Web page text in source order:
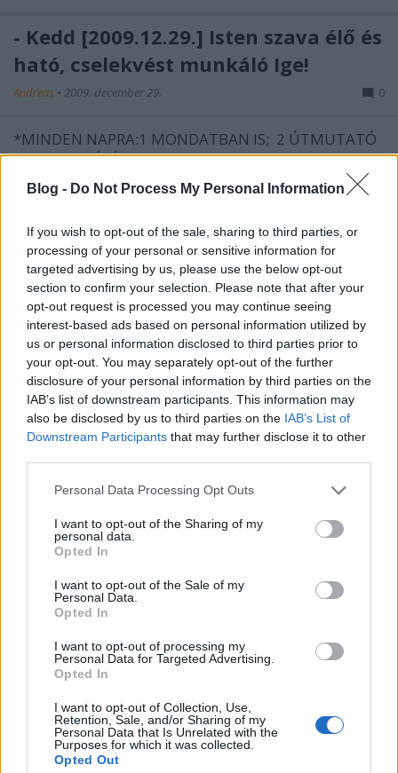
Blog - Do Not Process My Personal Information
If you wish to opt-out of the sale, sharing to third parties, or
processing of your personal or sensitive information for
targeted advertising by us, please use the below opt-out
section to confirm your selection. Please note that after your
opt-out request is processed you may continue seeing
interest-based ads based on personal information utilized by
us or personal information disclosed to third parties prior to
your opt-out. You may separately opt-out of the further
disclosure of your personal information by third parties on the
IAB’s list of downstream participants. This information may
also be disclosed by us to third parties on the IAB’s List of
Downstream Participants that may further disclose it to other
Please note that this website/app uses one or more Google
not limited to your visit or usage behaviour. You may click to
grant or deny consent to Google and its third-party tags to
use your data for below specified purposes in below Google
consent section.
Personal Data Processing Opt Outs
I want to opt-out of the Sharing of my
personal data.
Opted In
I want to opt-out of the Sale of my
Personal Data.
Opted In
I want to opt-out of processing my
Personal Data for Targeted Advertising.
Opted In
I want to opt-out of Collection, Use,
Retention, Sale, and/or Sharing of my
Personal Data that Is Unrelated with the
Purposes for which it was collected.
Opted Out
- Kedd [2009.12.29.] Isten szava élő és
ható, cselekvést munkáló Ige!
Andreas • 2009. december 29. 0
*MINDEN NAPRA:1 MONDATBAN IS; 2 ÚTMUTATÓ
IGE, 3 FORDÍTÁSBANhttp://www.garainyh.hu ***
http://utmutato.blog.hu ***
http://www.garainyh.hu/utmutato - Kedd
mondott, meglett, és…
- Hétfő [2009.12.28.] Ragadd meg a
téged szerető Isten Krisztusban
felkínált kegyelmét!
Andreas•2009. december 28.
*MINDEN NAPRA:1 MONDATBAN IS; 2 ÚTMUTATÓ
IGE, 3 FORDÍTÁSBANhttp://www.garainyh.hu ***
[2009.12.28.] 5Móz 23,6Gal 2,21 De Istened, az
- Vasárnap [2009.12.27.] Jézus, te
vagy a testté lett Ige!
Andreas•2009. december 27.
*MINDEN NAPRA:1 MONDATBAN IS; 2 ÚTMUTATÓ
IGE, 3 FORDÍTÁSBANhttp://www.garainyh.hu ***
http://utmutato.blog.hu ***
http://www.garainyh.hu/utmutato- Vasárnap
[2009.12.27.] Ezsd 9,13Jn 11,27 Mindazok után,
amik utolértek…